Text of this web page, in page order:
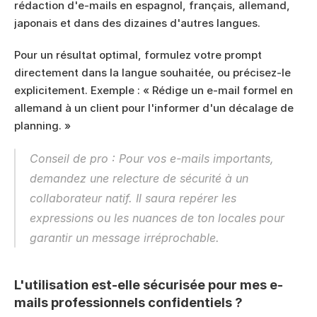
rédaction d'e-mails en espagnol, français, allemand,
japonais et dans des dizaines d'autres langues.
Pour un résultat optimal, formulez votre prompt
directement dans la langue souhaitée, ou précisez-le
explicitement. Exemple : « Rédige un e-mail formel en
allemand à un client pour l'informer d'un décalage de
planning. »
Conseil de pro : Pour vos e-mails importants,
demandez une relecture de sécurité à un
collaborateur natif. Il saura repérer les
expressions ou les nuances de ton locales pour
garantir un message irréprochable.
L'utilisation est-elle sécurisée pour mes e-
mails professionnels confidentiels ?